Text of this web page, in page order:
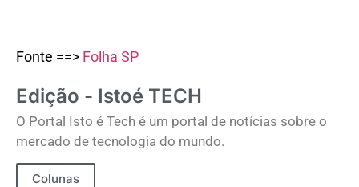
Fonte ==> Folha SP
Edição - Istoé TECH
O Portal Isto é Tech é um portal de notícias sobre o
mercado de tecnologia do mundo.
Colunas